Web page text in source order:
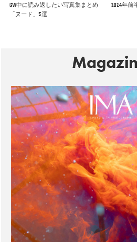
GW中に読み返したい写真集まとめ
「ヌード」5選
2024年前